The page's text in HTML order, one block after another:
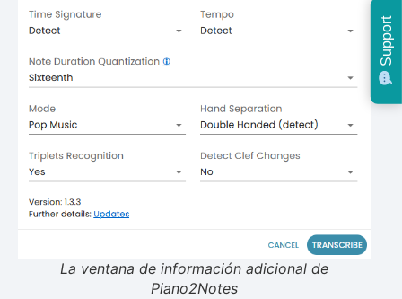
La ventana de información adicional de
Piano2Notes
Support